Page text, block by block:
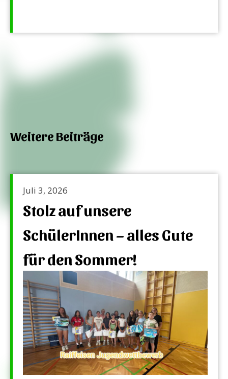
Weitere Beiträge
Juli 3, 2026
Stolz auf unsere
SchülerInnen – alles Gute
für den Sommer!